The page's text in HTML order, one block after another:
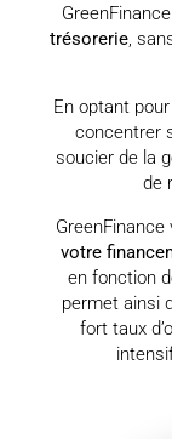
trésorerie,
En optant
concentrer
soucier de la
de
GreenFinance
votre
en fonction
permet ainsi
fort taux